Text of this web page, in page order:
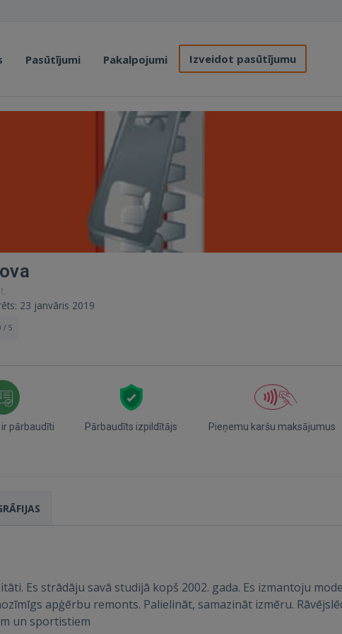
Pasūtījumi Pakalpojumi Izveidot pasūtījumu
IENĀKT
Aizmirsāt paroli?
23 janvāris 2019
/ 5
pārbaudīti Pārbaudīts izpildītājs Pieņemu karšu maksājumus
Es strādāju savā studijā kopš 2002. gada. Es izmantoju
apģērbu remonts. Palielināt, samazināt izmēru.
un sportistiem